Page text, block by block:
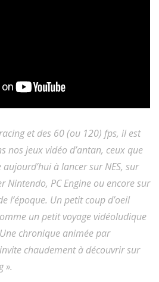
et des 60 (ou 120) fps, il est
nos jeux vidéo d’antan, ceux que
à lancer sur NES, sur
Nintendo, PC Engine ou encore sur
l’époque. Un petit coup d’oeil
un petit voyage vidéoludique
chronique animée par
chaudement à découvrir sur
».